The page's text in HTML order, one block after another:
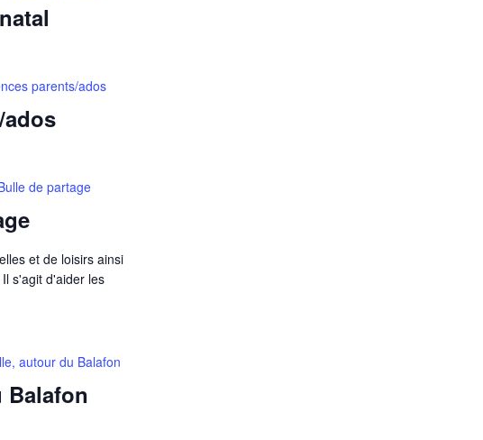
ados
parents/ados
de partage
et de loisirs ainsi
s'agit d'aider les
Balafon
autour du Balafon